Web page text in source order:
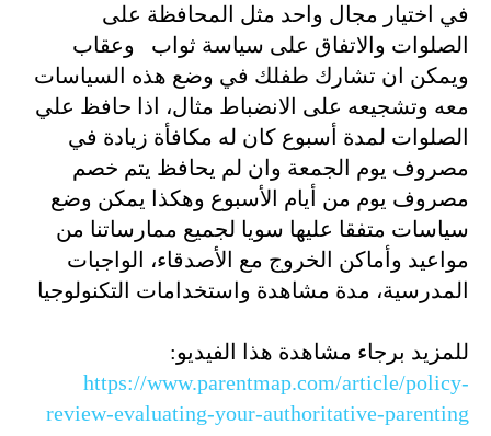
في اختيار مجال واحد مثل المحافظة على
الصلوات والاتفاق على سياسة ثواب وعقاب
ويمكن ان تشارك طفلك في وضع هذه السياسات
معه وتشجيعه على الانضباط مثال، اذا حافظ علي
الصلوات لمدة أسبوع كان له مكافأة زيادة في
مصروف يوم الجمعة وان لم يحافظ يتم خصم
مصروف يوم من أيام الأسبوع وهكذا يمكن وضع
سياسات متفقا عليها سويا لجميع ممارساتنا من
مواعيد وأماكن الخروج مع الأصدقاء، الواجبات
المدرسية، مدة مشاهدة واستخدامات التكنولوجيا
للمزيد برجاء مشاهدة هذا الفيديو:
https://www.parentmap.com/article/policy-
review-evaluating-your-authoritative-parenting